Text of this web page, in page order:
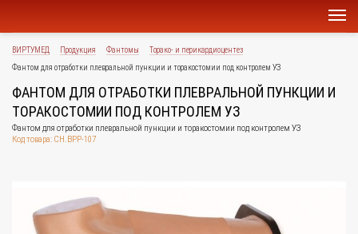
ВИРТУМЕД Продукция Фантомы
Торако- и перикардиоцентез
Фантом для отработки плевральной пункции и торакостомии под контролем УЗ
ФАНТОМ ДЛЯ ОТРАБОТКИ ПЛЕВРАЛЬНОЙ ПУНКЦИИ И
ТОРАКОСТОМИИ ПОД КОНТРОЛЕМ УЗ
Фантом для отработки плевральной пункции и торакостомии под контролем УЗ
Код товара: CH.BPP-107